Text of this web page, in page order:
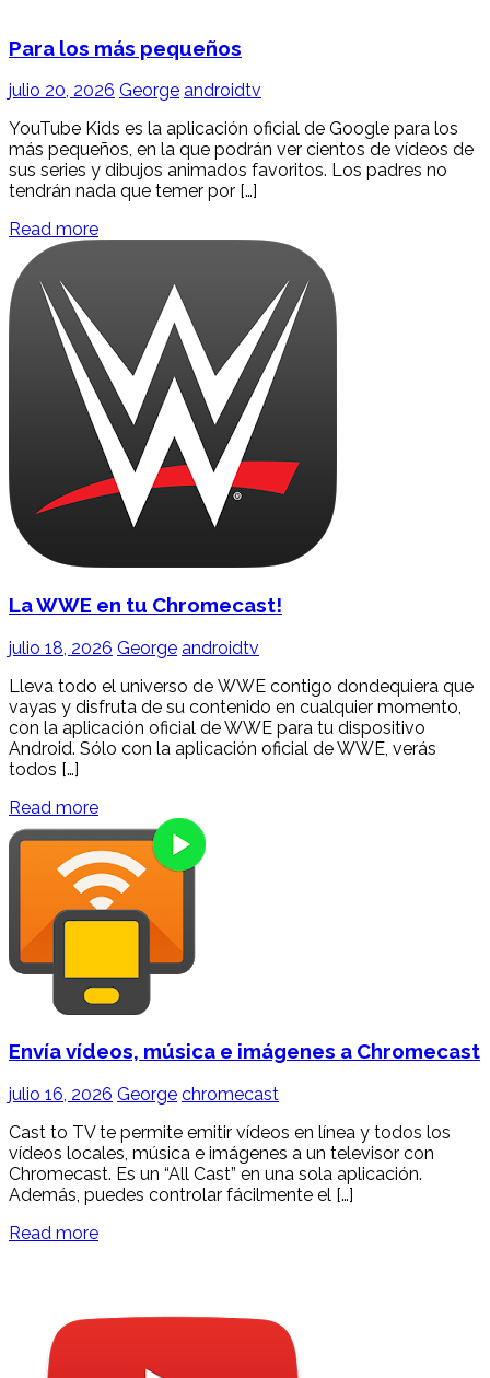
Para los más pequeños
julio 20, 2026 George androidtv
YouTube Kids es la aplicación oficial de Google para los
más pequeños, en la que podrán ver cientos de vídeos de
sus series y dibujos animados favoritos. Los padres no
tendrán nada que temer por […]
Read more
La WWE en tu Chromecast!
julio 18, 2026 George androidtv
Lleva todo el universo de WWE contigo dondequiera que
vayas y disfruta de su contenido en cualquier momento,
con la aplicación oficial de WWE para tu dispositivo
Android. Sólo con la aplicación oficial de WWE, verás
todos […]
Read more
Envía vídeos, música e imágenes a Chromecast
julio 16, 2026 George chromecast
Cast to TV te permite emitir vídeos en línea y todos los
vídeos locales, música e imágenes a un televisor con
Chromecast. Es un “All Cast” en una sola aplicación.
Además, puedes controlar fácilmente el […]
Read more